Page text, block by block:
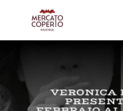
VERONICA